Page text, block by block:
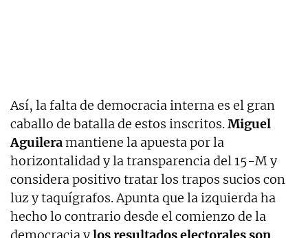
Así, la falta de democracia interna es el gran
caballo de batalla de estos inscritos.Miguel
Aguileramantiene la apuesta por la
horizontalidad y la transparencia del 15-M y
considera positivo tratar los trapos sucios con
luz y taquígrafos. Apunta que la izquierda ha
hecho lo contrario desde el comienzo de la
democracia ylos resultados electorales son